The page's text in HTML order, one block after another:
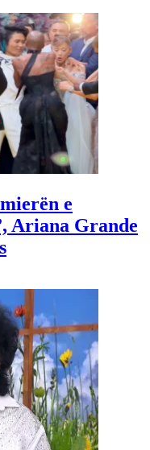
e
Ariana Grande